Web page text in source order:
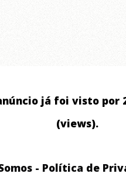
já foi visto por
(views).
- Política de